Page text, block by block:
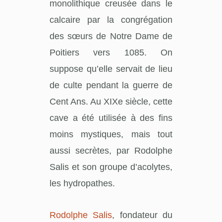
monolithique creusée dans le
calcaire par la congrégation
des sœurs de Notre Dame de
Poitiers vers 1085. On
suppose qu’elle servait de lieu
de culte pendant la guerre de
Cent Ans. Au XIXe siècle, cette
cave a été utilisée à des fins
moins mystiques, mais tout
aussi secrètes, par Rodolphe
Salis et son groupe d’acolytes,
les hydropathes.
Rodolphe Salis, fondateur du